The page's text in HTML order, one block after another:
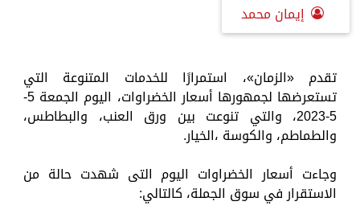
إيمان محمد
تقدم «الزمان»، استمرارًا للخدمات المتنوعة التي
تستعرضها لجمهورها أسعار الخضراوات، اليوم الجمعة 5-
5-2023، والتي تنوعت بين ورق العنب، والبطاطس،
والطماطم، والكوسة ،الخيار.
وجاءت أسعار الخضراوات اليوم التى شهدت حالة من
الاستقرار في سوق الجملة، كالتالي: